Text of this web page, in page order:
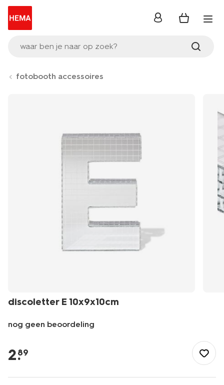
waar ben je naar op zoek?
inloggen
fotobooth accessoires
discoletter E 10x9x10cm
nog geen beoordeling
cadeau/versiering/fotobooth-
accessoires/discoletter-
10x9x10cm-
2.
89